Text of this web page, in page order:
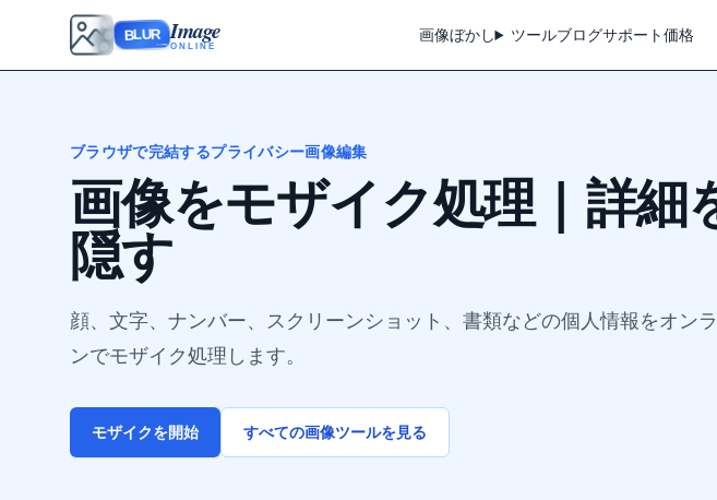
BLUR Image
ONLINE
画像ぼかし ツールブログサポート価格
ブラウザで完結するプライバシー画像編集
画像をモザイク処理 | 詳細
隠す
顔、文字、ナンバー、スクリーンショット、書類などの個人情報をオン
ンでモザイク処理します。
モザイクを開始 すべての画像ツールを見る